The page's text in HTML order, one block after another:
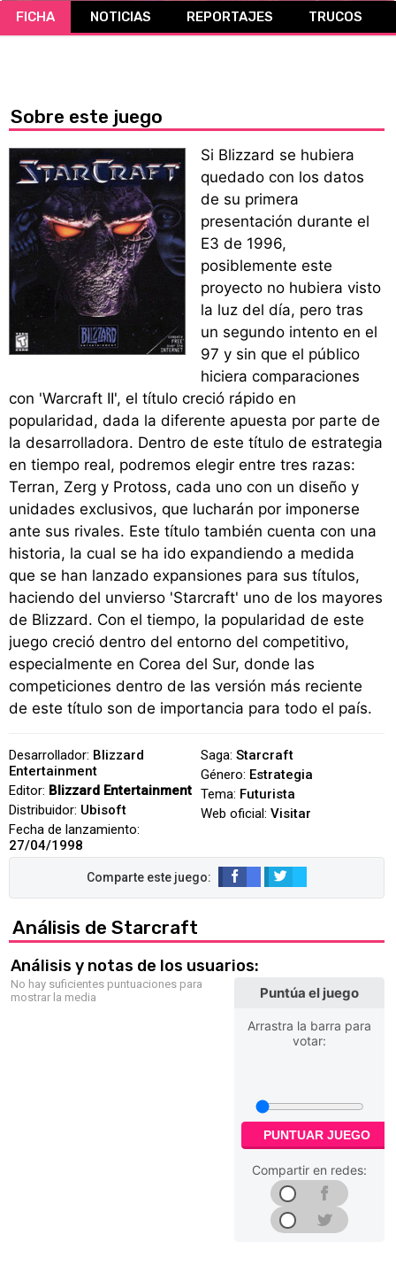
CÓMICS
FICHA NOTICIAS REPORTAJES TRUCOS
Sobre este juego
Si Blizzard se hubiera
quedado con los datos
de su primera
presentación durante el
E3 de 1996,
posiblemente este
proyecto no hubiera visto
la luz del día, pero tras
un segundo intento en el
97 y sin que el público
hiciera comparaciones
con 'Warcraft II', el título creció rápido en
popularidad, dada la diferente apuesta por parte de
la desarrolladora. Dentro de este título de estrategia
en tiempo real, podremos elegir entre tres razas:
Terran, Zerg y Protoss, cada uno con un diseño y
unidades exclusivos, que lucharán por imponerse
ante sus rivales. Este título también cuenta con una
historia, la cual se ha ido expandiendo a medida
que se han lanzado expansiones para sus títulos,
haciendo del unvierso 'Starcraft' uno de los mayores
de Blizzard. Con el tiempo, la popularidad de este
juego creció dentro del entorno del competitivo,
especialmente en Corea del Sur, donde las
competiciones dentro de las versión más reciente
de este título son de importancia para todo el país.
Desarrollador: Blizzard
Entertainment
Editor: Blizzard Entertainment
Distribuidor: Ubisoft
Fecha de lanzamiento:
27/04/1998
Saga: Starcraft
Género: Estrategia
Tema: Futurista
Web oficial: Visitar
Análisis de Starcraft
Análisis y notas de los usuarios:
No hay suficientes puntuaciones para
mostrar la media
Puntúa el juego
Arrastra la barra para
votar:
PUNTUAR JUEGO
Compartir en redes: